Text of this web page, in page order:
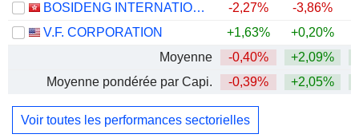
BOSIDENG INTERNATIONAL HOLDINGS LIMITED
-2,27% -3,86%
V.F. CORPORATION
+1,63% +0,20%
Moyenne
-0,40% +2,09%
Moyenne pondérée par Capi.
-0,39% +2,05%
Voir toutes les performances sectorielles